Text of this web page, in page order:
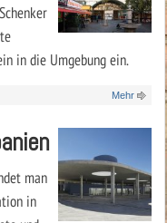
in die Umgebung ein.
Mehr
man
in